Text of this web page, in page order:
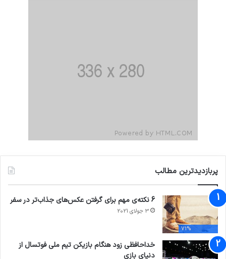
پربازدیدترین مطالب
71%
6 نکته‌ی مهم برای گرفتن عکس‌های جذاب‌تر در سفر
3 جولای 2021
خداحافظی زود هنگام بازیکن تیم ملی فوتسال از
دنیای بازی